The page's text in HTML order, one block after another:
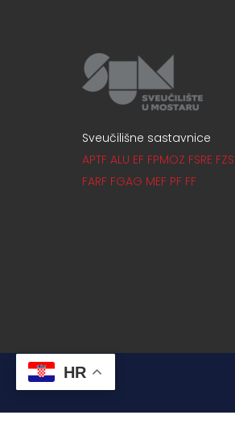
Sveučilišne sastavnice
APTF ALU EF FPMOZ FSRE FZS
FARF FGAG MEF PF FF
HR